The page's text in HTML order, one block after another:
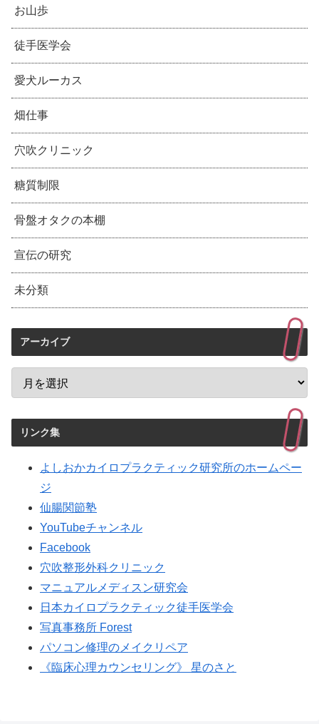
お山歩
徒手医学会
愛犬ルーカス
畑仕事
穴吹クリニック
糖質制限
骨盤オタクの本棚
宣伝の研究
未分類
アーカイブ
リンク集
よしおかカイロプラクティック研究所のホームペー
ジ
仙腸関節塾
YouTubeチャンネル
Facebook
穴吹整形外科クリニック
マニュアルメディスン研究会
日本カイロプラクティック徒手医学会
写真事務所 Forest
パソコン修理のメイクリペア
《臨床心理カウンセリング》 星のさと